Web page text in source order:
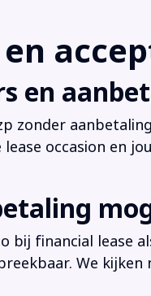
en
zonder
occasion en
bij financial lease
We kijken